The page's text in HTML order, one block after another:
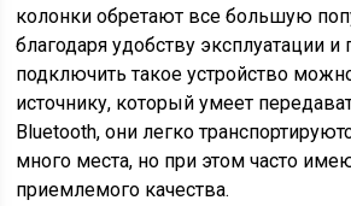
колонки обретают все большую
благодаря удобству эксплуатации и
подключить такое устройство
источнику, который умеет
Bluetooth, они легко
много места, но при этом часто
приемлемого качества.